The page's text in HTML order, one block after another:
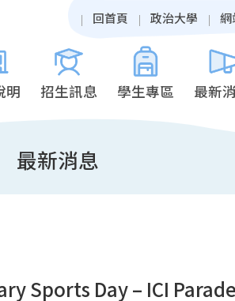
回首頁 政治大學 網
明 招生訊息 學生專區 最新
最新消息
Sports Day – ICI